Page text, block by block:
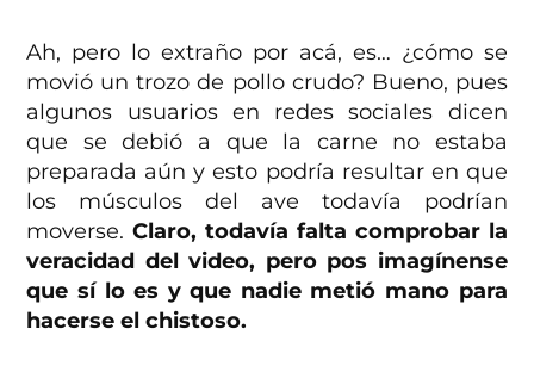
Ah, pero lo extraño por acá, es… ¿cómo se
movió un trozo de pollo crudo? Bueno, pues
algunos usuarios en redes sociales dicen
que se debió a que la carne no estaba
preparada aún y esto podría resultar en que
los músculos del ave todavía podrían
moverse.Claro, todavía falta comprobar la
veracidad del video, pero pos imagínense
que sí lo es y que nadie metió mano para
hacerse el chistoso.